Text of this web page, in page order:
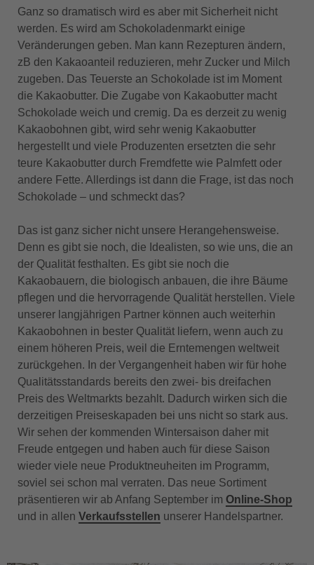
Ganz so dramatisch wird es aber mit Sicherheit nicht
werden. Es wird am Schokoladenmarkt einige
Veränderungen geben. Man kann Rezepturen ändern,
zB den Kakaoanteil reduzieren, mehr Zucker und Milch
zugeben. Das Teuerste an Schokolade ist im Moment
die Kakaobutter. Die Zugabe von Kakaobutter macht
Schokolade weich und cremig. Da es derzeit zu wenig
Kakaobohnen gibt, wird sehr wenig Kakaobutter
hergestellt und viele Produzenten ersetzten die sehr
teure Kakaobutter durch Fremdfette wie Palmfett oder
andere Fette. Allerdings ist dann die Frage, ist das noch
Schokolade – und schmeckt das?
Das ist ganz sicher nicht unsere Herangehensweise.
Denn es gibt sie noch, die Idealisten, so wie uns, die an
der Qualität festhalten. Es gibt sie noch die
Kakaobauern, die biologisch anbauen, die ihre Bäume
pflegen und die hervorragende Qualität herstellen. Viele
unserer langjährigen Partner können auch weiterhin
Kakaobohnen in bester Qualität liefern, wenn auch zu
einem höheren Preis, weil die Erntemengen weltweit
zurückgehen. In der Vergangenheit haben wir für hohe
Qualitätsstandards bereits den zwei- bis dreifachen
Preis des Weltmarkts bezahlt. Dadurch wirken sich die
derzeitigen Preiseskapaden bei uns nicht so stark aus.
Wir sehen der kommenden Wintersaison daher mit
Freude entgegen und haben auch für diese Saison
wieder viele neue Produktneuheiten im Programm,
soviel sei schon mal verraten. Das neue Sortiment
präsentieren wir ab Anfang September im Online-Shop
und in allen Verkaufsstellen unserer Handelspartner.